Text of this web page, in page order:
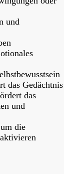
und
das Gedächtnis
das
und
die